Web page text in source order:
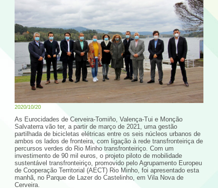
2020/10/20
As Eurocidades de Cerveira-Tomiño, Valença-Tui e Monção
Salvaterra vão ter, a partir de março de 2021, uma gestão
partilhada de bicicletas elétricas entre os seis núcleos urbanos de
ambos os lados de fronteira, com ligação à rede transfronteiriça de
percursos verdes do Rio Minho transfronteiriço. Com um
investimento de 90 mil euros, o projeto piloto de mobilidade
sustentável transfronteiriço, promovido pelo Agrupamento Europeu
de Cooperação Territorial (AECT) Rio Minho, foi apresentado esta
manhã, no Parque de Lazer do Castelinho, em Vila Nova de
Cerveira.